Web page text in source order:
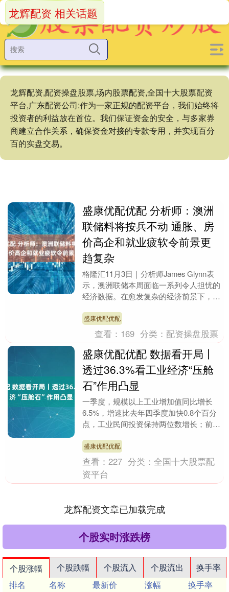
龙辉配资,配资操盘股票,场内股票配资,全国十大股票配资
平台,广东配资公司:作为一家正规的配资平台，我们始终将
投资者的利益放在首位。我们保证资金的安全，与多家券
商建立合作关系，确保资金对接的专款专用，并实现百分
百的实盘交易。
龙辉配资 相关话题
盛康优配优配 分析师：澳洲
联储料将按兵不动 通胀、房
价高企和就业疲软令前景更
趋复杂
格隆汇11月3日｜分析师James Glynn表
示，澳洲联储本周面临一系列令人担忧的
经济数据。在愈发复杂的经济前景下，该
利....
盛康优配优配
查看： 169 分类： 配资操盘股票
盛康优配优配 数据看开局丨
透过36.3%看工业经济“压舱
石”作用凸显
一季度，规模以上工业增加值同比增长
6.5%，增速比去年四季度加快0.8个百分
点，工业民间投资保持两位数增长；前两
8.2%，人形机....
盛康优配优配
查看：227 分类：全国十大股票配
资平台
龙辉配资文章已加载完成
个股实时涨跌榜
个股涨幅 个股跌幅 个股流入 个股流出
换手率
排名
名称 最新价 涨幅
换手率